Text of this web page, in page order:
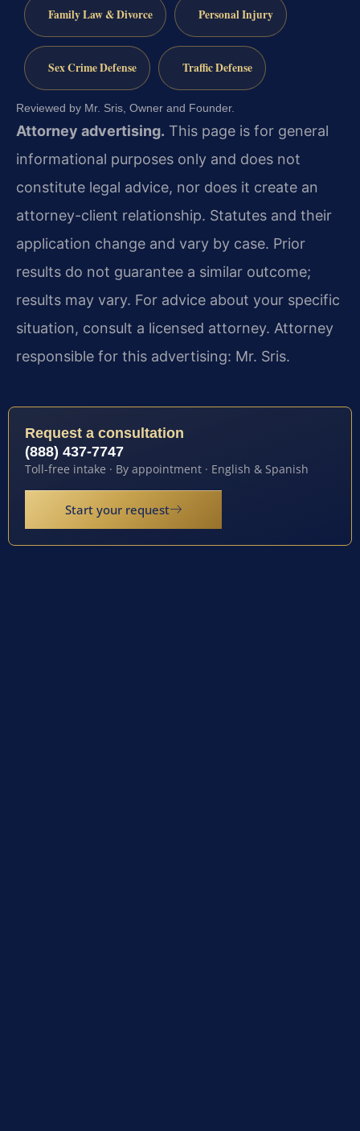
Family Law & Divorce Personal Injury
Sex Crime Defense Traffic Defense
Reviewed by Mr. Sris, Owner and Founder.
Attorney advertising. This page is for general
informational purposes only and does not
constitute legal advice, nor does it create an
attorney-client relationship. Statutes and their
application change and vary by case. Prior
results do not guarantee a similar outcome;
results may vary. For advice about your specific
situation, consult a licensed attorney. Attorney
responsible for this advertising: Mr. Sris.
Request a consultation
(888) 437-7747
Toll-free intake · By appointment · English & Spanish
Start your request